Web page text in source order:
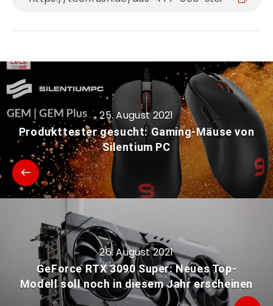
25. August 2021
Produkttester gesucht: Gaming-Mäuse von
Silentium PC
26. August 2021
GeForce RTX 3090 Super: Neues Top-
Modell soll noch in diesem Jahr erscheinen